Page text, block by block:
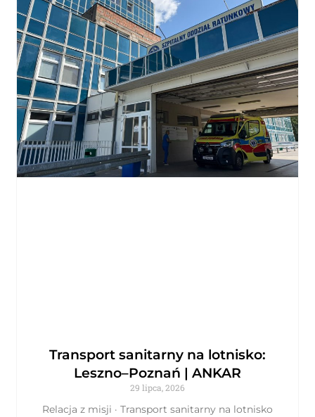
Transport sanitarny na lotnisko:
Leszno–Poznań | ANKAR
29 lipca, 2026
Relacja z misji · Transport sanitarny na lotnisko